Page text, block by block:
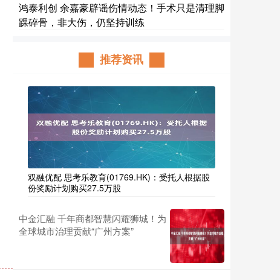
鸿泰利创 余嘉豪辟谣伤情动态！手术只是清理脚
踝碎骨，非大伤，仍坚持训练
推荐资讯
双融优配 思考乐教育(01769.HK)：受托人根据股
份奖励计划购买27.5万股
中金汇融 千年商都智慧闪耀狮城！为
全球城市治理贡献“广州方案”